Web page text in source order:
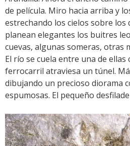
de película. Miro hacia arriba y
estrechando los cielos sobre los
planean elegantes los buitres
cuevas, algunas someras, otras
El río se cuela entre una de ellas
ferrocarril atraviesa un túnel.
dibujando un precioso diorama
espumosas. El pequeño